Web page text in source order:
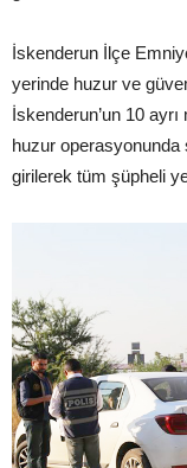
İskenderun İlçe
yerinde huzur ve
İskenderun’un 10
huzur operasyonunda
girilerek tüm şüpheli